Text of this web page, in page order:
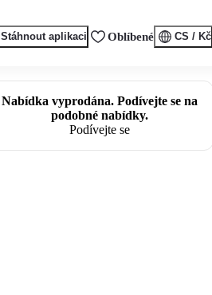
Stáhnout aplikaci Oblíbené CS / Kč
Nabídka vyprodána. Podívejte se na
podobné nabídky.
Podívejte se